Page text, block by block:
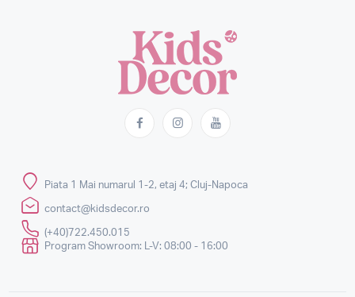
Piata 1 Mai numarul 1-2, etaj 4; Cluj-Napoca
contact@kidsdecor.ro
(+40)722.450.015
Program Showroom: L-V: 08:00 - 16:00